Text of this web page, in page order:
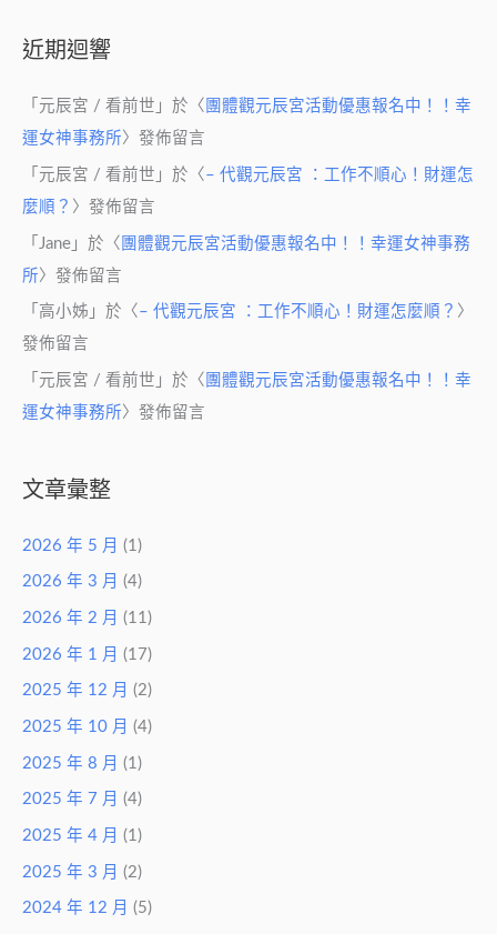
近期迴響
「 元辰宮 / 看前世 」於〈 團體觀元辰宮活動優惠報名中！！幸
運女神事務所〉發佈留言
「 元辰宮 / 看前世 」於〈 – 代觀元辰宮 ：工作不順心！財運怎
麼順？ 〉發佈留言
「 Jane 」於〈 團體觀元辰宮活動優惠報名中！！幸運女神事務
所〉發佈留言
「 高小姊 」於〈 – 代觀元辰宮 ：工作不順心！財運怎麼順？ 〉
發佈留言
「 元辰宮 / 看前世 」於〈 團體觀元辰宮活動優惠報名中！！幸
運女神事務所 〉發佈留言
文章彙整
2026 年 5 月 (1)
2026 年 3 月 (4)
2026 年 2 月 (11)
2026 年 1 月 (17)
2025 年 12 月 (2)
2025 年 10 月 (4)
2025 年 8 月 (1)
2025 年 7 月 (4)
2025 年 4 月 (1)
2025 年 3 月 (2)
2024 年 12 月 (5)